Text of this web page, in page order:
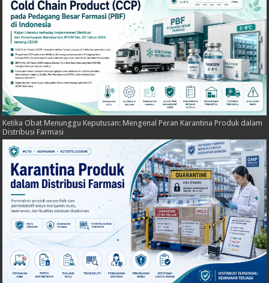
Ketika Obat Menunggu Keputusan: Mengenal Peran Karantina Produk dalam
Distribusi Farmasi